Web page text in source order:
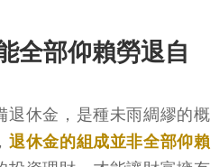
全部仰賴勞退自
退休金，是種未雨綢繆的概
退休金的組成並非全部仰賴